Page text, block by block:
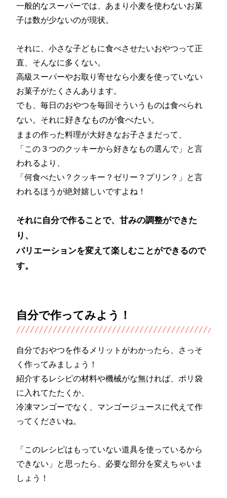
一般的なスーパーでは、あまり小麦を使わないお菓
子は数が少ないのが現状。
それに、小さな子どもに食べさせたいおやつって正
直、そんなに多くない。
高級スーパーやお取り寄せなら小麦を使っていない
お菓子がたくさんあります。
でも、毎日のおやつを毎回そういうものは食べられ
ない。それに好きなものが食べたい。
ままの作った料理が大好きなお子さまだって、
「この３つのクッキーから好きなもの選んで」と言
われるより、
「何食べたい？クッキー？ゼリー？プリン？」と言
われるほうが絶対嬉しいですよね！
それに自分で作ることで、甘みの調整ができた
り、
バリエーションを変えて楽しむことができるので
す。
自分で作ってみよう！
自分でおやつを作るメリットがわかったら、さっそ
く作ってみましょう！
紹介するレシピの材料や機械がな無ければ、ポリ袋
に入れてたたくか、
冷凍マンゴーでなく、マンゴージュースに代えて作
ってくださいね。
「このレシピはもっていない道具を使っているから
できない」と思ったら、必要な部分を変えちゃいま
しょう！